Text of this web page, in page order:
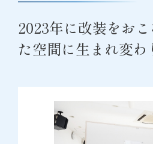
2023年に改装をお
た空間に生まれ変わ